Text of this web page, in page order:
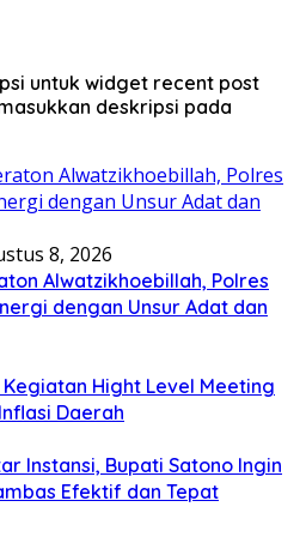
untuk widget recent post
deskripsi pada
8, 2026
Alwatzikhoebillah, Polres
dengan Unsur Adat dan
Hight Level Meeting
Daerah
Instansi, Bupati Satono Ingin
Efektif dan Tepat